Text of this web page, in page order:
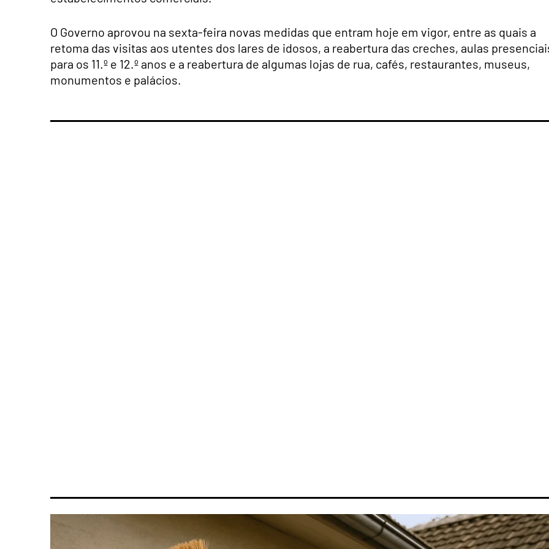
O Governo aprovou na sexta-feira novas medidas que entram hoje em vigor, entre as quais a
retoma das visitas aos utentes dos lares de idosos, a reabertura das creches, aulas
para os 11.º e 12.º anos e a reabertura de algumas lojas de rua, cafés, restaurantes, museus,
monumentos e palácios.